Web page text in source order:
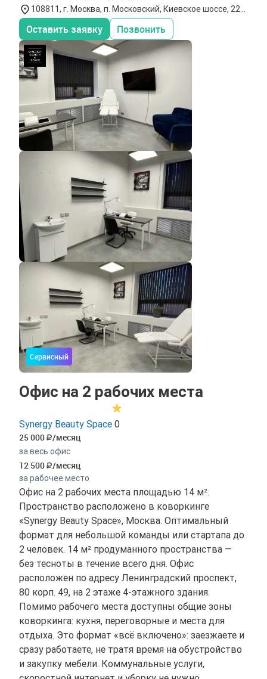
108811, г. Москва, п. Московский, Киевское шоссе, 22-й
км, Бизнес-парк `Румянцево`
Оставить заявку Позвонить
Сервисный
Офис на 2 рабочих места
Synergy Beauty Space 0
25 000 /месяц
за весь офис
12 500 /месяц
за рабочее место
Офис на 2 рабочих места площадью 14 м².
Пространство расположено в коворкинге
«Synergy Beauty Space», Москва. Оптимальный
формат для небольшой команды или стартапа до
2 человек. 14 м² продуманного пространства —
без тесноты в течение всего дня. Офис
расположен по адресу Ленинградский проспект,
80 корп. 49, на 2 этаже 4-этажного здания.
Помимо рабочего места доступны общие зоны
коворкинга: кухня, переговорные и места для
отдыха. Это формат «всё включено»: заезжаете и
сразу работаете, не тратя время на обустройство
и закупку мебели. Коммунальные услуги,